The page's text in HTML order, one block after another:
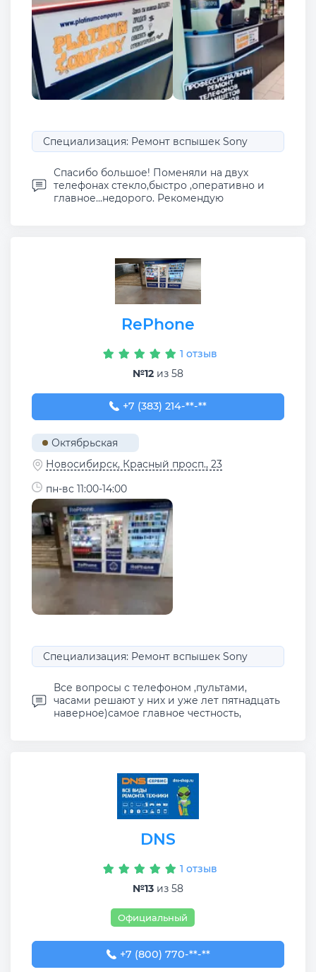
Специализация: Ремонт вспышек Sony
Спасибо большое! Поменяли на двух
телефонах стекло,быстро ,оперативно и
главное...недорого. Рекомендую
RePhone
1 отзыв
№12 из 58
+7 (383) 214-96-22
+7 (383) 214-**-**
Октябрьская
Новосибирск, Красный просп., 23
пн-вс 11:00-14:00
Специализация: Ремонт вспышек Sony
Все вопросы с телефоном ,пультами,
часами решают у них и уже лет пятнадцать
наверное)самое главное честность,
DNS
1 отзыв
№13 из 58
Официальный
+7 (800) 770-78-88
+7 (800) 770-**-**